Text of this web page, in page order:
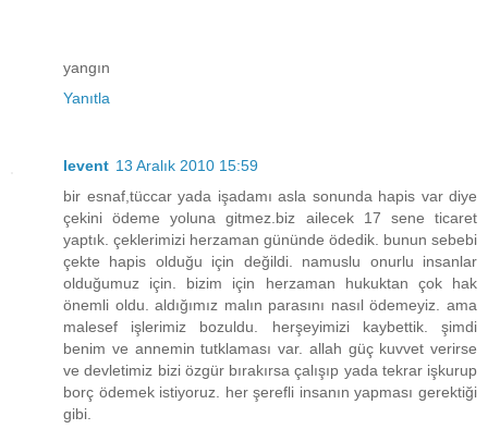
yangın
Yanıtla
levent 13 Aralık 2010 15:59
bir esnaf,tüccar yada işadamı asla sonunda hapis var diye
çekini ödeme yoluna gitmez.biz ailecek 17 sene ticaret
yaptık. çeklerimizi herzaman gününde ödedik. bunun sebebi
çekte hapis olduğu için değildi. namuslu onurlu insanlar
olduğumuz için. bizim için herzaman hukuktan çok hak
önemli oldu. aldığımız malın parasını nasıl ödemeyiz. ama
malesef işlerimiz bozuldu. herşeyimizi kaybettik. şimdi
benim ve annemin tutklaması var. allah güç kuvvet verirse
ve devletimiz bizi özgür bırakırsa çalışıp yada tekrar işkurup
borç ödemek istiyoruz. her şerefli insanın yapması gerektiği
gibi.